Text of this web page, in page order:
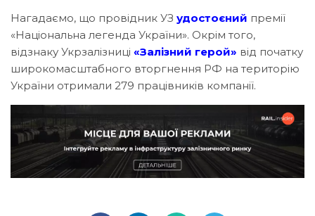
Нагадаємо, що провідник УЗ удостоєний премії
«Національна легенда України». Окрім того,
відзнаку Укрзалізниці «Залізний герой» від початку
широкомасштабного вторгнення РФ на територію
України отримали 279 працівників компанії.